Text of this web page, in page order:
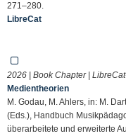
271–280.
LibreCat
2026 | Book Chapter |
Medientheorien
M. Godau, M. Ahlers, in: M.
(Eds.), Handbuch
überarbeitete und erweiterte